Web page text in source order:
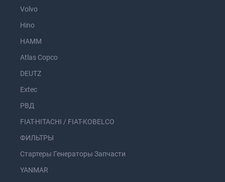
Volvo
Hino
HAMM
Atlas Copco
DEUTZ
Extec
РВД
FIAT-HITACHI / FIAT-KOBELCO
ФИЛЬТРЫ
Стартеры Генераторы Запчасти
YANMAR